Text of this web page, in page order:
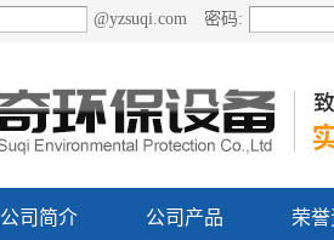
@yzsuqi.com 密码:
公司简介 公司产品 荣